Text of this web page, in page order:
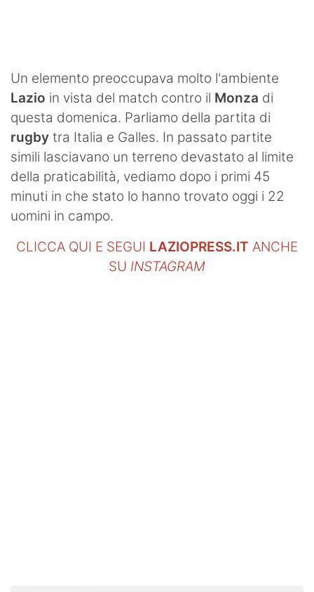
Un elemento preoccupava molto l'ambiente
Lazio in vista del match contro il Monza di
questa domenica. Parliamo della partita di
rugby tra Italia e Galles. In passato partite
simili lasciavano un terreno devastato al limite
della praticabilità, vediamo dopo i primi 45
minuti in che stato lo hanno trovato oggi i 22
uomini in campo.
CLICCA QUI E SEGUI LAZIOPRESS.IT ANCHE
SU INSTAGRAM